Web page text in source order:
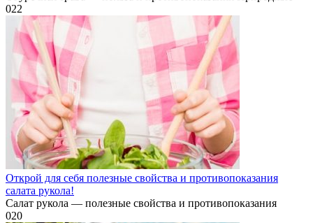
022
Открой для себя полезные свойства и противопоказания
салата рукола!
Салат рукола — полезные свойства и противопоказания
020